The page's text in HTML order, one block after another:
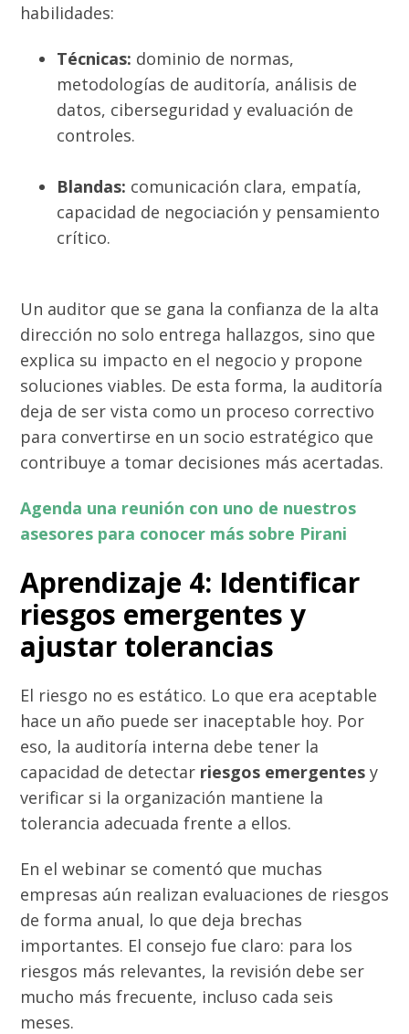
habilidades:
Técnicas: dominio de normas,
metodologías de auditoría, análisis de
datos, ciberseguridad y evaluación de
controles.
Blandas: comunicación clara, empatía,
capacidad de negociación y pensamiento
crítico.
Un auditor que se gana la confianza de la alta
dirección no solo entrega hallazgos, sino que
explica su impacto en el negocio y propone
soluciones viables. De esta forma, la auditoría
deja de ser vista como un proceso correctivo
para convertirse en un socio estratégico que
contribuye a tomar decisiones más acertadas.
Agenda una reunión con uno de nuestros
asesores para conocer más sobre Pirani
Aprendizaje 4: Identificar
riesgos emergentes y
ajustar tolerancias
El riesgo no es estático. Lo que era aceptable
hace un año puede ser inaceptable hoy. Por
eso, la auditoría interna debe tener la
capacidad de detectar riesgos emergentes y
verificar si la organización mantiene la
tolerancia adecuada frente a ellos.
En el webinar se comentó que muchas
empresas aún realizan evaluaciones de riesgos
de forma anual, lo que deja brechas
importantes. El consejo fue claro: para los
riesgos más relevantes, la revisión debe ser
mucho más frecuente, incluso cada seis
meses.